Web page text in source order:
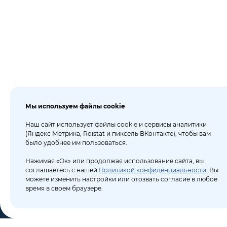
Мы используем файлы cookie
Наш сайт использует файлы cookie и сервисы аналитики
(Яндекс Метрика, Roistat и пиксель ВКонтакте), чтобы вам
было удобнее им пользоваться.
Нажимая «Ок» или продолжая использование сайта, вы
соглашаетесь с нашей Политикой конфиденциальности. Вы
можете изменить настройки или отозвать согласие в любое
время в своем браузере.